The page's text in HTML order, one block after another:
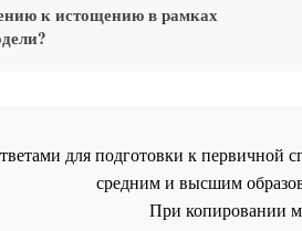
к истощению в рамках
для подготовки к
средним и высшим
При копировании